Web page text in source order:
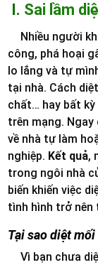
I. Sai lầm
Nhiều người
công, phá hoại
lo lắng và tự
tại nhà. Cách
chất… hay bất
trên mạng.
về nhà tự làm
nghiệp. Kết quả,
trong ngôi nhà
biến khiến việc
tình hình trở nên
Tại sao diệt
Vì bạn chưa